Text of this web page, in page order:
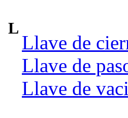
L
Llave de
Llave de
Llave de